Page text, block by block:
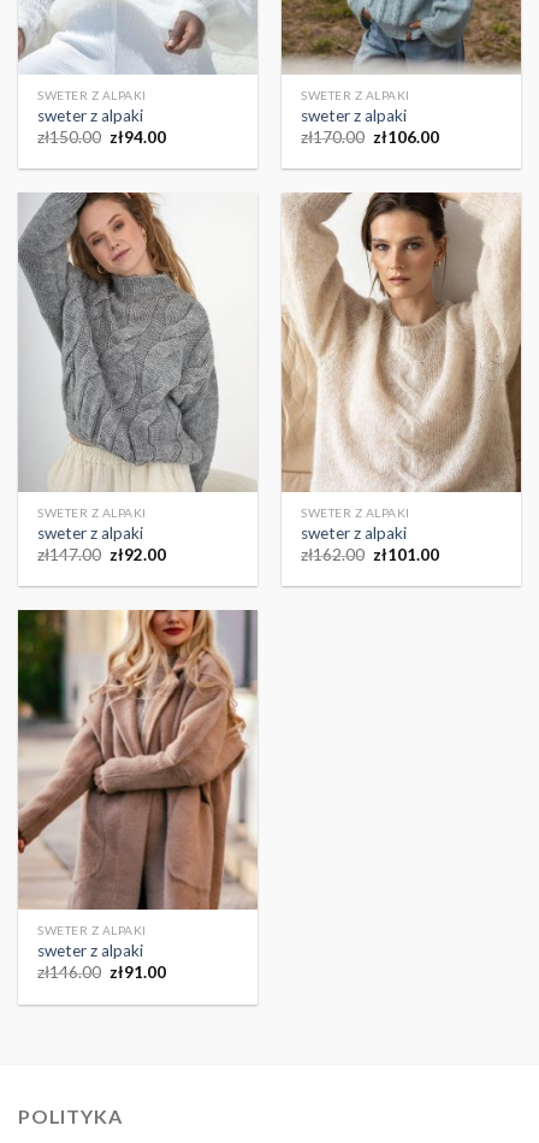
SWETER Z ALPAKI
sweter z alpaki
zł150.00 zł94.00
SWETER Z ALPAKI
sweter z alpaki
zł170.00 zł106.00
SWETER Z ALPAKI
sweter z alpaki
zł147.00 zł92.00
SWETER Z ALPAKI
sweter z alpaki
zł162.00 zł101.00
SWETER Z ALPAKI
sweter z alpaki
zł146.00 zł91.00
POLITYKA